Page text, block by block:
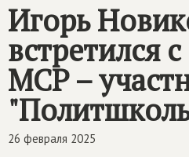
Игорь
встретился
МСР –
26 февраля 2025